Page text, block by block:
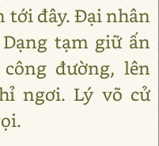
tới đây. Đại nhân
tạm giữ ấn
đường, lên
ngơi. Lý võ cử